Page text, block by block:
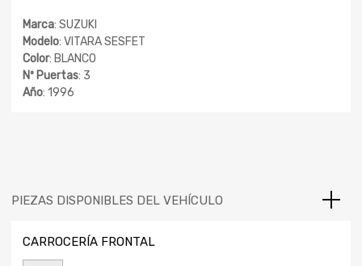
Marca: SUZUKI
Modelo: VITARA SESFET
Color: BLANCO
Nº Puertas: 3
Año: 1996
PIEZAS DISPONIBLES DEL VEHÍCULO
CARROCERÍA FRONTAL